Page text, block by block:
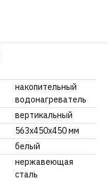
накопительный
водонагреватель
вертикальный
563х450х450 мм
белый
нержавеющая
сталь